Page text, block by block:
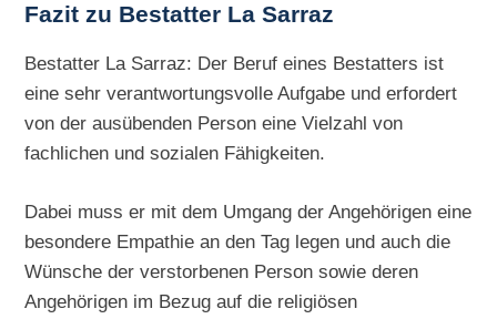
Fazit zu Bestatter La Sarraz
Bestatter La Sarraz: Der Beruf eines Bestatters ist
eine sehr verantwortungsvolle Aufgabe und erfordert
von der ausübenden Person eine Vielzahl von
fachlichen und sozialen Fähigkeiten.
Dabei muss er mit dem Umgang der Angehörigen eine
besondere Empathie an den Tag legen und auch die
Wünsche der verstorbenen Person sowie deren
Angehörigen im Bezug auf die religiösen